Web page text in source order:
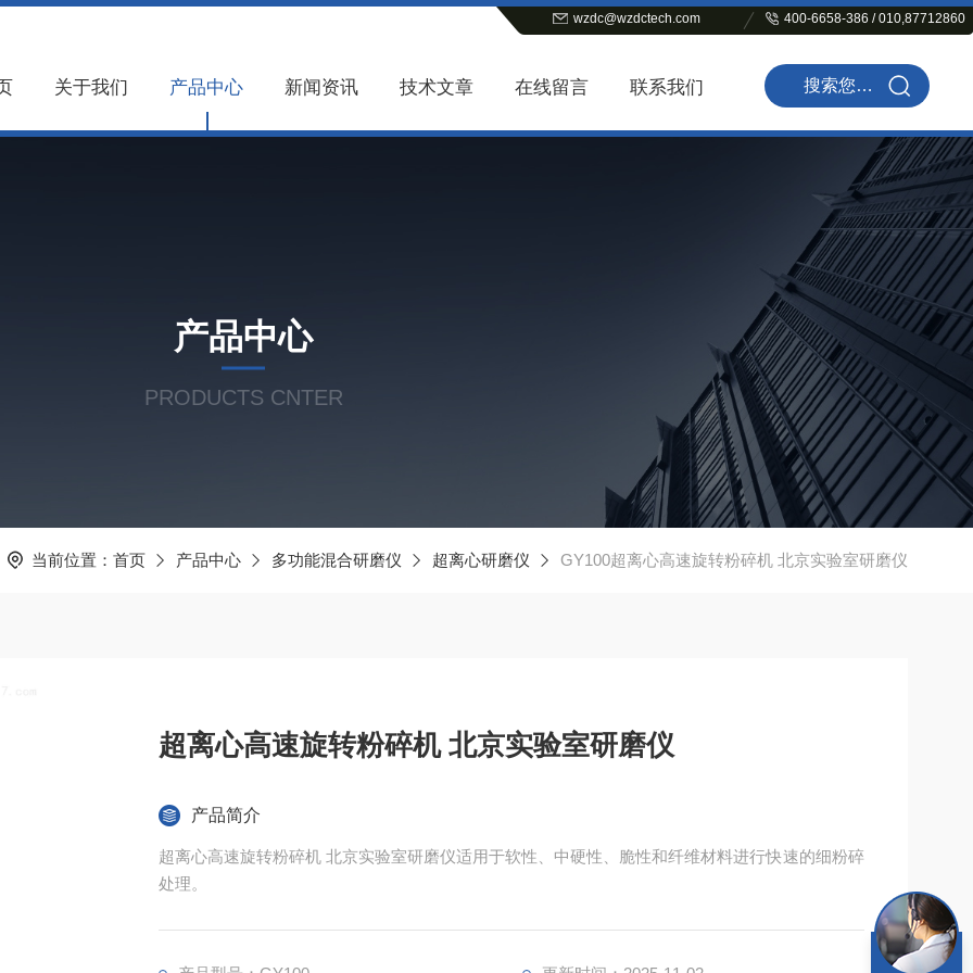
wzdc@wzdctech.com 400-6658-386 / 010,87712860
关于我们 产品中心 新闻资讯 技术文章 在线留言 联系我们
产品中心
PRODUCTS CNTER
当前位置： 首页 产品中心 多功能混合研磨仪 超离心研磨仪 GY100超离心高速旋转粉碎机 北京实验室研磨仪
超离心高速旋转粉碎机 北京实验室研磨仪
产品简介
超离心高速旋转粉碎机 北京实验室研磨仪适用于软性、中硬性、脆性和纤维材料进行快速的细粉碎
处理。